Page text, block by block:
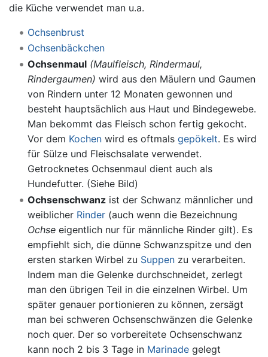
die Küche verwendet man u.a.
Ochsenbrust
Ochsenbäckchen
Ochsenmaul (Maulfleisch, Rindermaul,
Rindergaumen) wird aus den Mäulern und Gaumen
von Rindern unter 12 Monaten gewonnen und
besteht hauptsächlich aus Haut und Bindegewebe.
Man bekommt das Fleisch schon fertig gekocht.
Vor dem Kochenwird es oftmals gepökelt. Es wird
für Sülze und Fleischsalate verwendet.
Getrocknetes Ochsenmaul dient auch als
Hundefutter. (Siehe Bild)
Ochsenschwanzist der Schwanz männlicher und
weiblicher Rinder(auch wenn die Bezeichnung
Ochseeigentlich nur für männliche Rinder gilt). Es
empfiehlt sich, die dünne Schwanzspitze und den
ersten starken Wirbel zu Suppenzu verarbeiten.
Indem man die Gelenke durchschneidet, zerlegt
man den übrigen Teil in die einzelnen Wirbel. Um
später genauer portionieren zu können, zersägt
man bei schweren Ochsenschwänzen die Gelenke
noch quer. Der so vorbereitete Ochsenschwanz
kann noch 2 bis 3 Tage in Marinadegelegt